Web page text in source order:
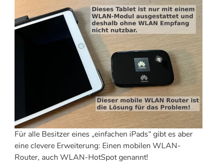
Für alle Besitzer eines „einfachen iPads“ gibt es aber
eine clevere Erweiterung: Einen mobilen WLAN-
Router, auch WLAN-HotSpot genannt!